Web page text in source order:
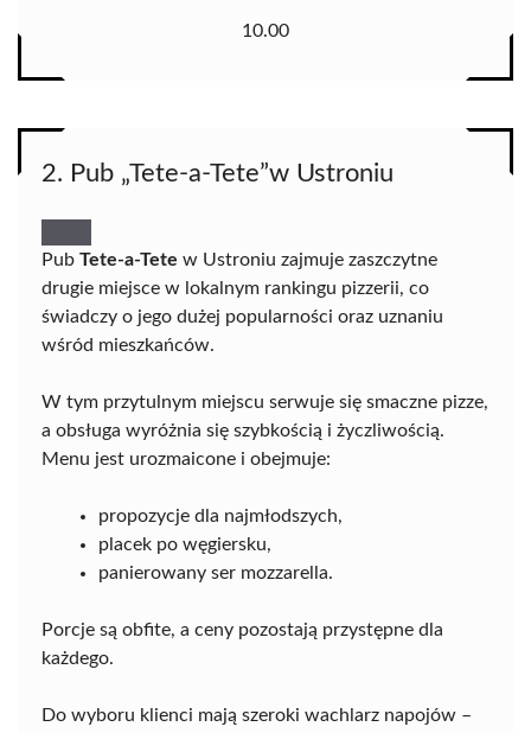
10.00
2. Pub „Tete-a-Tete”w Ustroniu
Pub Tete-a-Tete w Ustroniu zajmuje zaszczytne
drugie miejsce w lokalnym rankingu pizzerii, co
świadczy o jego dużej popularności oraz uznaniu
wśród mieszkańców.
W tym przytulnym miejscu serwuje się smaczne pizze,
a obsługa wyróżnia się szybkością i życzliwością.
Menu jest urozmaicone i obejmuje:
propozycje dla najmłodszych,
placek po węgiersku,
panierowany ser mozzarella.
Porcje są obfite, a ceny pozostają przystępne dla
każdego.
Do wyboru klienci mają szeroki wachlarz napojów –